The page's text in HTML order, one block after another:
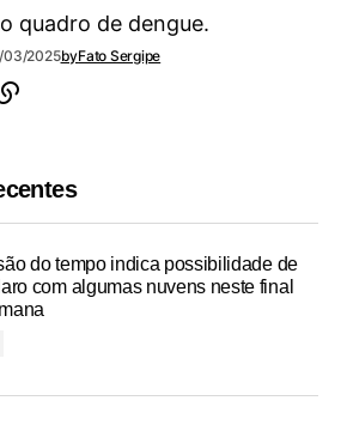
quadro de dengue.
03/2025byFato Sergipe
do tempo indica possibilidade de
com algumas nuvens neste final